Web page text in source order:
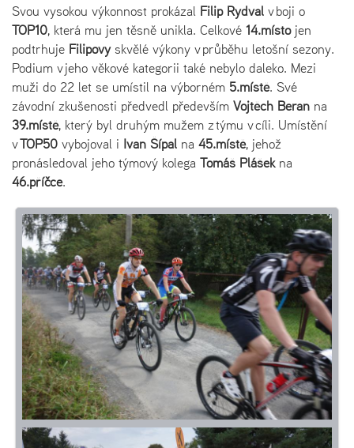
Svou vysokou výkonnost prokázal Filip Rydval v boji o
TOP10, která mu jen těsně unikla. Celkové 14.místojen
podtrhuje Filipovyskvělé výkony v průběhu letošní sezony.
Podium v jeho věkové kategorii také nebylo daleko. Mezi
muži do 22 let se umístil na výborném 5.místě. Své
závodní zkušenosti předvedl především Vojtěch Beran na
39.místě, který byl druhým mužem z týmu v cíli. Umístění
vTOP50 vybojoval i Ivan Šípal na 45.místě, jehož
pronásledoval jeho týmový kolega Tomáš Plášek na
46.příčce.